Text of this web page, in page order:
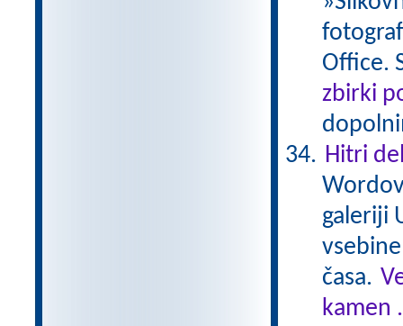
Office.
zbirki
Hitri
galeriji
časa.
kamen